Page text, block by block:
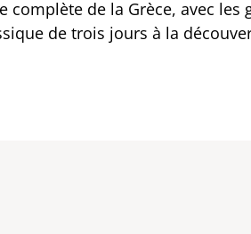
de la Grèce, avec les
de trois jours à la